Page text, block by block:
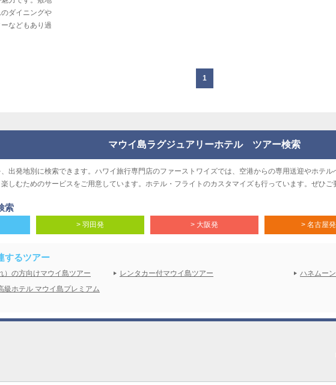
ダイニングや
などもあり過
1
マウイ島ラグジュアリーホテル ツアー検索
出発地別に検索できます。ハワイ旅行専門店のファーストワイズでは、空港からの専用送迎やホテ
しむためのサービスをご用意しています。ホテル・フライトのカスタマイズも行っています。ぜひご
索
> 羽田発 > 大阪発 > 名古屋発
するツアー
）の方向けマウイ島ツアー レンタカー付マウイ島ツアー
ハネムー
級ホテル マウイ島プレミアム